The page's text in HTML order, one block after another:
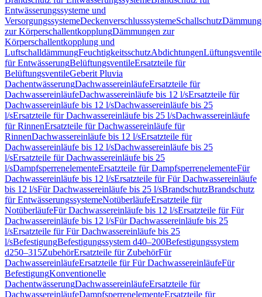
Entwässerungssysteme und
VersorgungssystemeDeckenverschlusssystemeSchallschutz
zur KörperschallentkopplungDämmungen zur
Körperschallentkopplung und
LuftschalldämmungFeuchtigkeitsschutzAbdichtungenLüftungsventile
für EntwässerungBelüftungsventileErsatzteile für
BelüftungsventileGeberit Pluvia
DachentwässerungDachwassereinläufeErsatzteile für
DachwassereinläufeDachwassereinläufe bis 12 l/sErsatzteile für
Dachwassereinläufe bis 12 l/sDachwassereinläufe bis 25
l/sErsatzteile für Dachwassereinläufe bis 25 l/sDachwassereinläufe
für RinnenErsatzteile für Dachwassereinläufe für
RinnenDachwassereinläufe bis 12 l/sErsatzteile für
Dachwassereinläufe bis 12 l/sDachwassereinläufe bis 25
l/sErsatzteile für Dachwassereinläufe bis 25
l/sDampfsperrenelementeErsatzteile für DampfsperrenelementeFür
Dachwassereinläufe bis 12 l/sErsatzteile für Für Dachwassereinläufe
bis 12 l/sFür Dachwassereinläufe bis 25 l/sBrandschutzBrandschutz
für EntwässerungssystemeNotüberläufeErsatzteile für
NotüberläufeFür Dachwassereinläufe bis 12 l/sErsatzteile für Für
Dachwassereinläufe bis 12 l/sFür Dachwassereinläufe bis 25
l/sErsatzteile für Für Dachwassereinläufe bis 25
l/sBefestigungBefestigungssystem d40–200Befestigungssystem
d250–315ZubehörErsatzteile für ZubehörFür
DachwassereinläufeErsatzteile für Für DachwassereinläufeFür
BefestigungKonventionelle
DachentwässerungDachwassereinläufeErsatzteile für
DachwassereinläufeDampfsperrenelementeErsatzteile für